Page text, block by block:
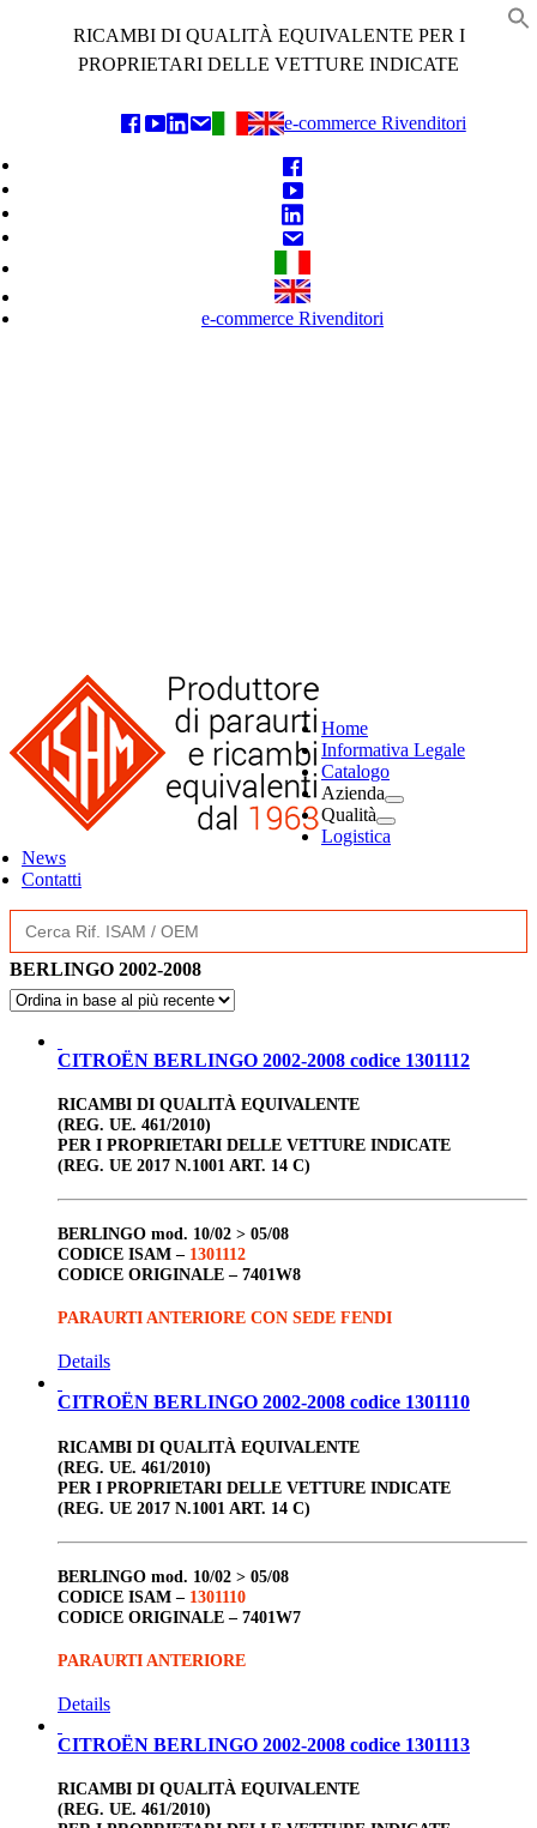
RICAMBI DI QUALITÀ EQUIVALENTE PER I
PROPRIETARI DELLE VETTURE INDICATE
e-commerce Rivenditori
e-commerce Rivenditori
Home
Informativa Legale
Catalogo
Azienda
Qualità
Logistica
News
Contatti
Search
for:
BERLINGO 2002-2008
CITROËN BERLINGO 2002-2008 codice 1301112
RICAMBI DI QUALITÀ EQUIVALENTE
(REG. UE. 461/2010)
PER I PROPRIETARI DELLE VETTURE INDICATE
(REG. UE 2017 N.1001 ART. 14 C)
BERLINGO mod. 10/02 > 05/08
CODICE ISAM – 1301112
CODICE ORIGINALE – 7401W8
PARAURTI ANTERIORE CON SEDE FENDI
Details
CITROËN BERLINGO 2002-2008 codice 1301110
RICAMBI DI QUALITÀ EQUIVALENTE
(REG. UE. 461/2010)
PER I PROPRIETARI DELLE VETTURE INDICATE
(REG. UE 2017 N.1001 ART. 14 C)
BERLINGO mod. 10/02 > 05/08
CODICE ISAM – 1301110
CODICE ORIGINALE – 7401W7
PARAURTI ANTERIORE
Details
CITROËN BERLINGO 2002-2008 codice 1301113
RICAMBI DI QUALITÀ EQUIVALENTE
(REG. UE. 461/2010)